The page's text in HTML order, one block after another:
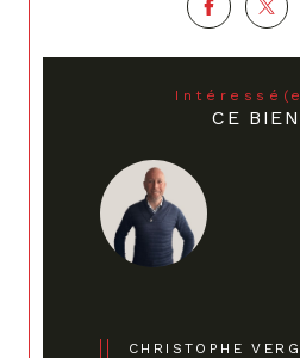
CE
CHRISTOPHE